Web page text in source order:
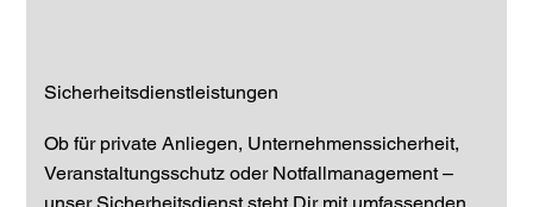
Sicherheitsdienstleistungen
Ob für private Anliegen, Unternehmenssicherheit,
Veranstaltungsschutz oder Notfallmanagement –